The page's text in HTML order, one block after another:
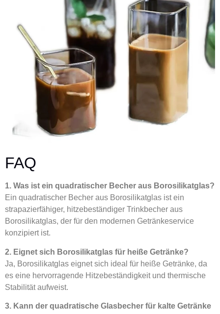
FAQ
1. Was ist ein quadratischer Becher aus Borosilikatglas?
Ein quadratischer Becher aus Borosilikatglas ist ein
strapazierfähiger, hitzebeständiger Trinkbecher aus
Borosilikatglas, der für den modernen Getränkeservice
konzipiert ist.
2. Eignet sich Borosilikatglas für heiße Getränke?
Ja, Borosilikatglas eignet sich ideal für heiße Getränke, da
es eine hervorragende Hitzebeständigkeit und thermische
Stabilität aufweist.
3. Kann der quadratische Glasbecher für kalte Getränke